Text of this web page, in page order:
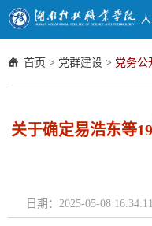
首页 > 党群建设 > 党务公
关于确定易浩东等
日期：2025-05-08